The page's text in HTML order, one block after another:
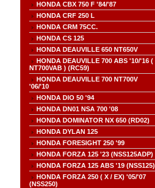
HONDA CBX 750 F '84/'87
HONDA CRF 250 L
HONDA CRM 75CC.
HONDA CS 125
HONDA DEAUVILLE 650 NT650V
HONDA DEAUVILLE 700 ABS '10/'16 (
NT700VAB ) (RC59)
HONDA DEAUVILLE 700 NT700V
'06/'10
HONDA DIO 50 '94
HONDA DN01 NSA 700 '08
HONDA DOMINATOR NX 650 (RD02)
HONDA DYLAN 125
HONDA FORESIGHT 250 '99
HONDA FORZA 125 '23 (NSS125ADP)
HONDA FORZA 125 ABS '19 (NSS125)
HONDA FORZA 250 ( X / EX) '05/'07
(NSS250)